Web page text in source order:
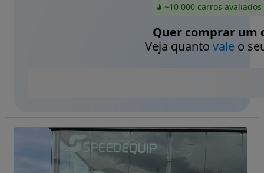
~10 000 carros
Quer comprar um
Veja quanto valeo